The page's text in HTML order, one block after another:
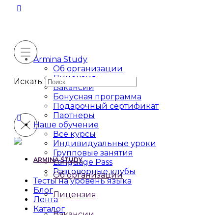
Armina Study
Об организации
Лицензия
Вакансии
Бонусная программа
Подарочный сертификат
Партнеры
Наше обучение
Все курсы
Индивидуальные уроки
Групповые занятия
Language Pass
Разговорные клубы
Тесты на уровень языка
Блог
Лента
Каталог
Искать:
ARMINA STUDY
Об организации
Лицензия